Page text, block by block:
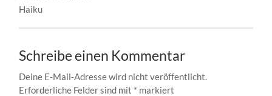
Haiku
Schreibe einen Kommentar
Deine E-Mail-Adresse wird nicht veröffentlicht.
Erforderliche Felder sind mit * markiert